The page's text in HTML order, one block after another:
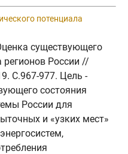
потенциала
существующего
регионов России //
C.967-977. Цель -
состояния
России для
и «узких мест»